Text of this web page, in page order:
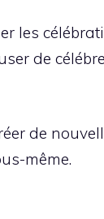
les
de
de
même.